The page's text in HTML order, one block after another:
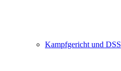
Kampfgericht und DSS